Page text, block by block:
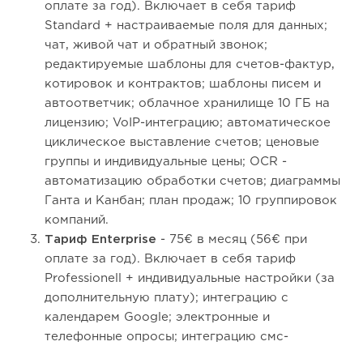
оплате за год). Включает в себя тариф
Standard + настраиваемые поля для данных;
чат, живой чат и обратный звонок;
редактируемые шаблоны для счетов-фактур,
котировок и контрактов; шаблоны писем и
автоответчик; облачное хранилище 10 ГБ на
лицензию; VoIP-интеграцию; автоматическое
циклическое выставление счетов; ценовые
группы и индивидуальные цены; OCR -
автоматизацию обработки счетов; диаграммы
Ганта и Канбан; план продаж; 10 группировок
компаний.
Тариф Enterprise - 75€ в месяц (56€ при
оплате за год). Включает в себя тариф
Professionell + индивидуальные настройки (за
дополнительную плату); интеграцию с
календарем Google; электронные и
телефонные опросы; интеграцию смс-